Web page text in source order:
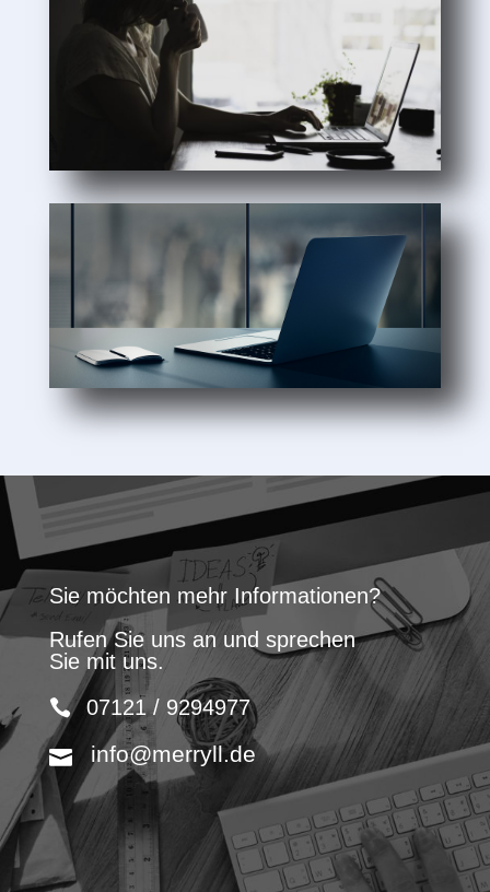
Sie möchten mehr Informationen?
Rufen Sie uns an und sprechen
Sie mit uns.
07121 / 9294977
info@merryll.de